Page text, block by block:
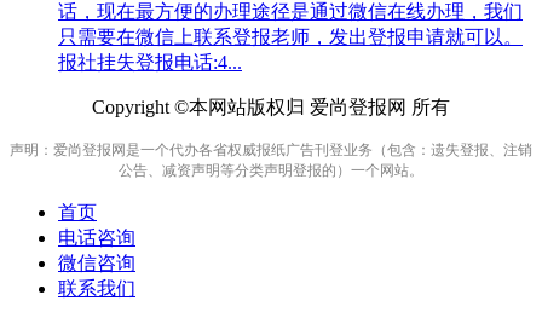
话，现在最方便的办理途径是通过微信在线办理，我们
只需要在微信上联系登报老师，发出登报申请就可以。
报社挂失登报电话:4...
Copyright ©本网站版权归 爱尚登报网 所有
声明：爱尚登报网是一个代办各省权威报纸广告刊登业务（包含：遗失登报、注销
公告、减资声明等分类声明登报的）一个网站。
首页
电话咨询
微信咨询
联系我们